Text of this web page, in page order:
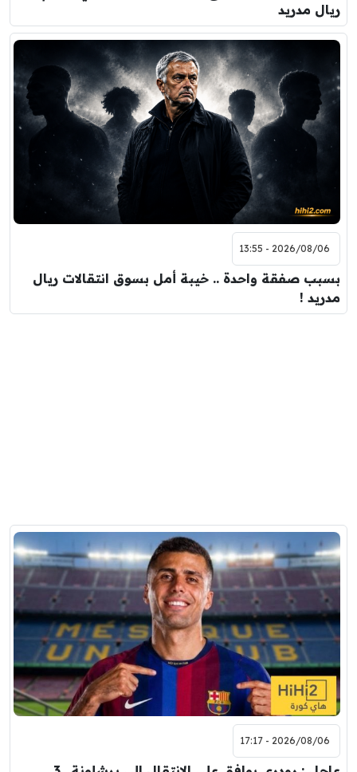
ريال مدريد
2026/08/06 - 13:55
بسبب صفقة واحدة .. خيبة أمل بسوق انتقالات ريال
مدريد !
2026/08/06 - 17:17